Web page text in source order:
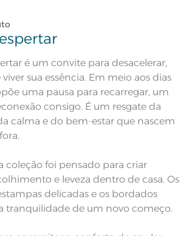
é um convite para desacelerar,
sua essência. Em meio aos dias
uma pausa para recarregar, um
consigo. É um resgate da
calma e do bem-estar que nascem
coleção foi pensado para criar
e leveza dentro de casa. Os
delicadas e os bordados
tranquilidade de um novo começo.